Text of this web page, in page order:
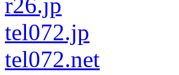
tel072.jp
tel072.net